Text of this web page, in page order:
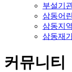
부설기
삼동어
삼동지
삼동재
커뮤니티